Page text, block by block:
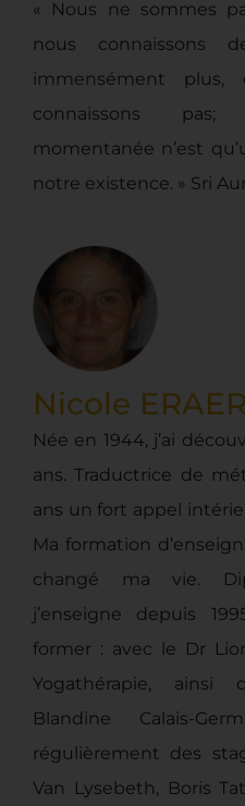
« Nous ne sommes
nous connaissons
immensément
connaissons pas;
momentanée n’est
notre existence. » Sri
Nicole
Née en 1944, j’ai
ans. Traductrice de
ans un fort appel
Ma formation
changé ma vie.
j’enseigne depuis
former : avec le Dr
Yogathérapie, ainsi
Blandine Calais-
régulièrement des
Van Lysebeth, Boris